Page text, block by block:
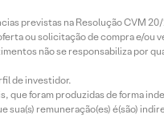
previstas na Resolução CVM
ou solicitação de compra e/ou
não se responsabiliza por
de investidor.
que foram produzidas de forma
sua(s) remuneração(es) é(são)